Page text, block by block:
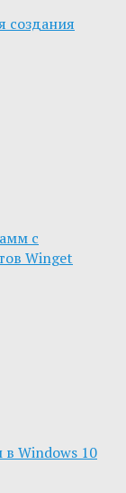
создания
с
Winget
Windows 10